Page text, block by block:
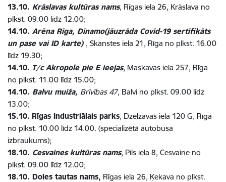
13.10. Krāslavas kultūras nams, Rīgas iela 26, Krāslava no
plkst. 09.00 līdz 12.00;
14.10. Arēna Rīga, Dinamo(jāuzrāda Covid-19 sertifikāts
un pase vai ID karte) , Skanstes iela 21, Rīga no plkst. 16.00
līdz 19.30;
14.10. T/c Akropole pie E ieejas, Maskavas iela 257, Rīga
no plkst. 11.00 līdz 15.00;
14.10. Balvu muiža, Brīvības 47, Balvi no plkst. 09.00 līdz
13.00;
15.10. Rīgas Industriālais parks, Dzelzavas iela 120 G, Rīga
no plkst. 10.00 līdz 14.00. (specializētā autobusa
izbraukums);
18.10. Cesvaines kultūras nams, Pils iela 8, Cesvaine no
plkst. 09.00 līdz 12.00;
18.10. Doles tautas nams, Rīgas iela 26, Ķekava no plkst.